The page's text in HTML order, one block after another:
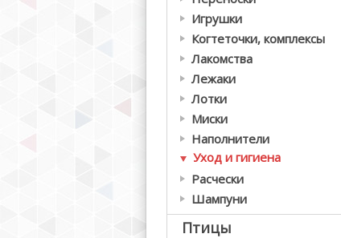
Игрушки
Когтеточки, комплексы
Лакомства
Лежаки
Лотки
Миски
Наполнители
Уход и гигиена
Расчески
Шампуни
Птицы